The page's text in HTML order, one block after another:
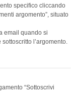
specifico cliccando
argomento”, situato
email quando si
l’argomento.
“Sottoscrivi